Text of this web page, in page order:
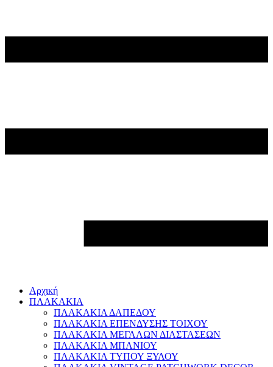
Αρχική
ΠΛΑΚΑΚΙΑ
ΠΛΑΚΑΚΙΑ ΔΑΠΕΔΟΥ
ΠΛΑΚΑΚΙΑ ΕΠΕΝΔΥΣΗΣ ΤΟΙΧΟΥ
ΠΛΑΚΑΚΙΑ ΜΕΓΑΛΩΝ ΔΙΑΣΤΑΣΕΩΝ
ΠΛΑΚΑΚΙΑ ΜΠΑΝΙΟΥ
ΠΛΑΚΑΚΙΑ ΤΥΠΟΥ ΞΥΛΟΥ